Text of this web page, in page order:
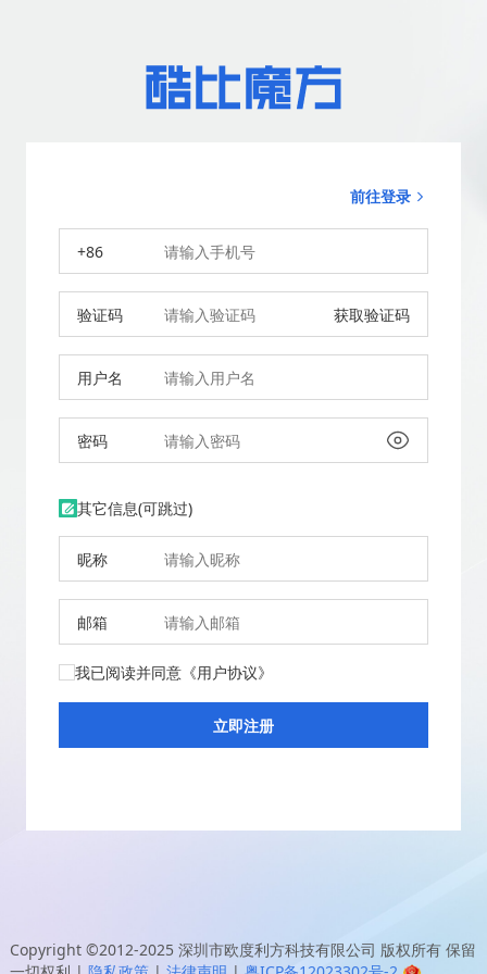
前往登录
+86
验证码 获取验证码
用户名
密码
其它信息(可跳过)
昵称
邮箱
我已阅读并同意 《用户协议》
Copyright ©2012-2025 深圳市欧度利方科技有限公司 版权所有 保留